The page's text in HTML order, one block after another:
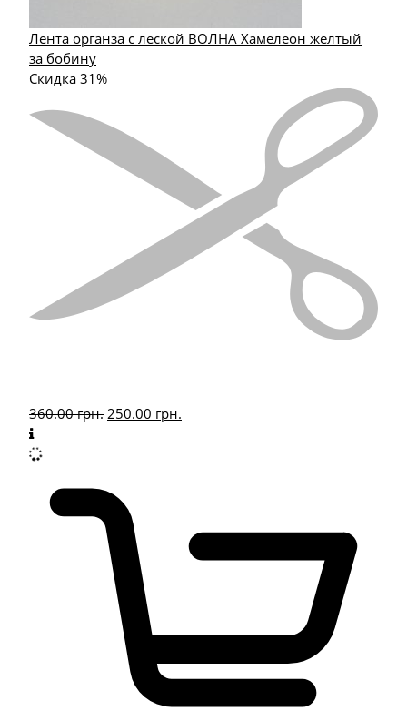
Лента органза с леской ВОЛНА Хамелеон желтый
за бобину
Скидка 31%
360.00грн. 250.00 грн.